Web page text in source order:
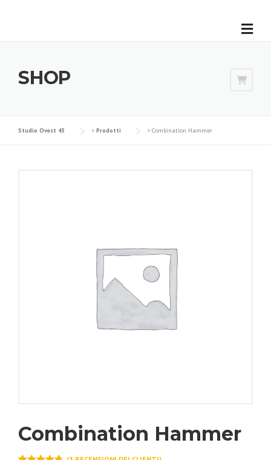
SHOP
Studio Ovest 45 > Prodotti > Combination Hammer
Combination Hammer